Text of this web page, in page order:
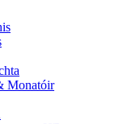
Monatóir